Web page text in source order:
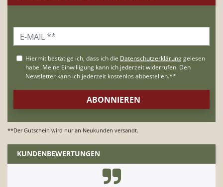
**Der Gutschein wird nur an Neukunden versandt.
KUNDENBEWERTUNGEN